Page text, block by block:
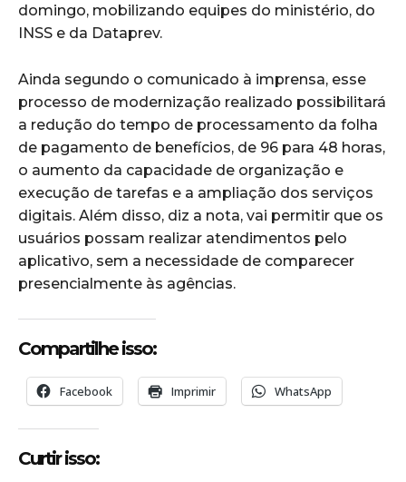
domingo, mobilizando equipes do ministério, do
INSS e da Dataprev.
Ainda segundo o comunicado à imprensa, esse
processo de modernização realizado possibilitará
a redução do tempo de processamento da folha
de pagamento de benefícios, de 96 para 48 horas,
o aumento da capacidade de organização e
execução de tarefas e a ampliação dos serviços
digitais. Além disso, diz a nota, vai permitir que os
usuários possam realizar atendimentos pelo
aplicativo, sem a necessidade de comparecer
presencialmente às agências.
Compartilhe isso:
Facebook Imprimir WhatsApp
Curtir isso: